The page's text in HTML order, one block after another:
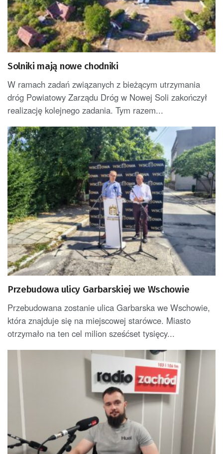
Solniki mają nowe chodniki
W ramach zadań związanych z bieżącym utrzymania
dróg Powiatowy Zarządu Dróg w Nowej Soli zakończył
realizację kolejnego zadania. Tym razem...
Przebudowa ulicy Garbarskiej we Wschowie
Przebudowana zostanie ulica Garbarska we Wschowie,
która znajduje się na miejscowej starówce. Miasto
otrzymało na ten cel milion sześćset tysięcy...